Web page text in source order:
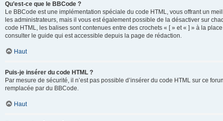
Qu’est-ce que le BBCode ?
Le BBCode est une implémentation spéciale du code HTML, vous offrant un
les administrateurs, mais il vous est également possible de la désactiver sur
code HTML, les balises sont contenues entre des crochets « [ » et « ] » à la
consulter le guide qui est accessible depuis la page de rédaction.
Haut
Puis-je insérer du code HTML ?
Par mesure de sécurité, il n’est pas possible d’insérer du code HTML sur ce
remplacée par du BBCode.
Haut